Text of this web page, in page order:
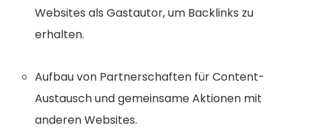
Websites als Gastautor, um Backlinks zu
erhalten.
Aufbau von Partnerschaften für Content-
Austausch und gemeinsame Aktionen mit
anderen Websites.